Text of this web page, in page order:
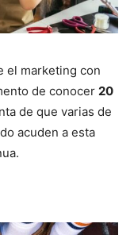
el marketing con
de conocer 20
de que varias de
acuden a esta